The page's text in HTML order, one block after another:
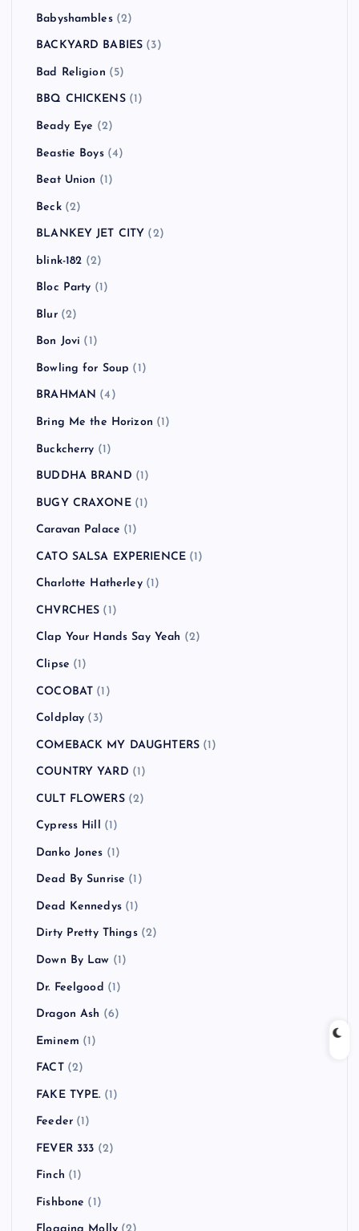
Babyshambles(2)
BACKYARD BABIES (3)
Bad Religion (5)
BBQ CHICKENS(1)
Beady Eye (2)
Beastie Boys(4)
Beat Union (1)
Beck(2)
BLANKEY JET CITY (2)
blink-182 (2)
Bloc Party (1)
Blur(2)
Bon Jovi (1)
Bowling for Soup (1)
BRAHMAN (4)
Bring Me the Horizon (1)
Buckcherry (1)
BUDDHA BRAND (1)
BUGY CRAXONE(1)
Caravan Palace (1)
CATO SALSA EXPERIENCE (1)
Charlotte Hatherley(1)
CHVRCHES (1)
Clap Your Hands Say Yeah (2)
Clipse (1)
COCOBAT (1)
Coldplay (3)
COMEBACK MY DAUGHTERS (1)
COUNTRY YARD (1)
CULT FLOWERS(2)
Cypress Hill (1)
Danko Jones (1)
Dead By Sunrise (1)
Dead Kennedys(1)
Dirty Pretty Things(2)
Down By Law (1)
Dr. Feelgood (1)
Dragon Ash (6)
Eminem (1)
FACT(2)
FAKE TYPE. (1)
Feeder(1)
FEVER 333 (2)
Finch (1)
Fishbone (1)